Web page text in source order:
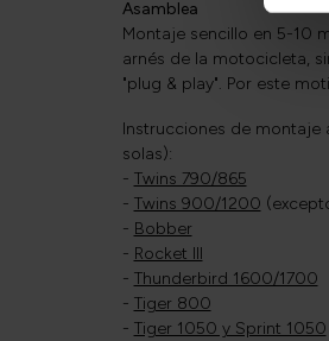
Asamblea
Montaje sencillo en 5-10
arnés de la motocicleta,
"plug & play". Por este
Instrucciones de montaje
solas):
- Twins 790/865
- Twins 900/1200
- Bobber
- Rocket III
- Thunderbird 1600/1700
- Tiger 800
- Tiger 1050 y Sprint 1050